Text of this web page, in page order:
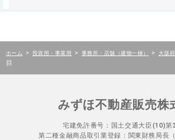
ホーム > 投資用・事業用 > 事務所・店舗（建物一棟） > 大阪府
目
みずほ不動産販売株
宅建免許番号：国土交通大臣(10)
第二種金融商品取引業登録：関東財務局長